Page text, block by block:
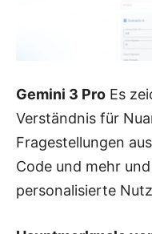
Gemini 3 Pro Es
Verständnis für
Fragestellungen
Code und mehr
personalisierte